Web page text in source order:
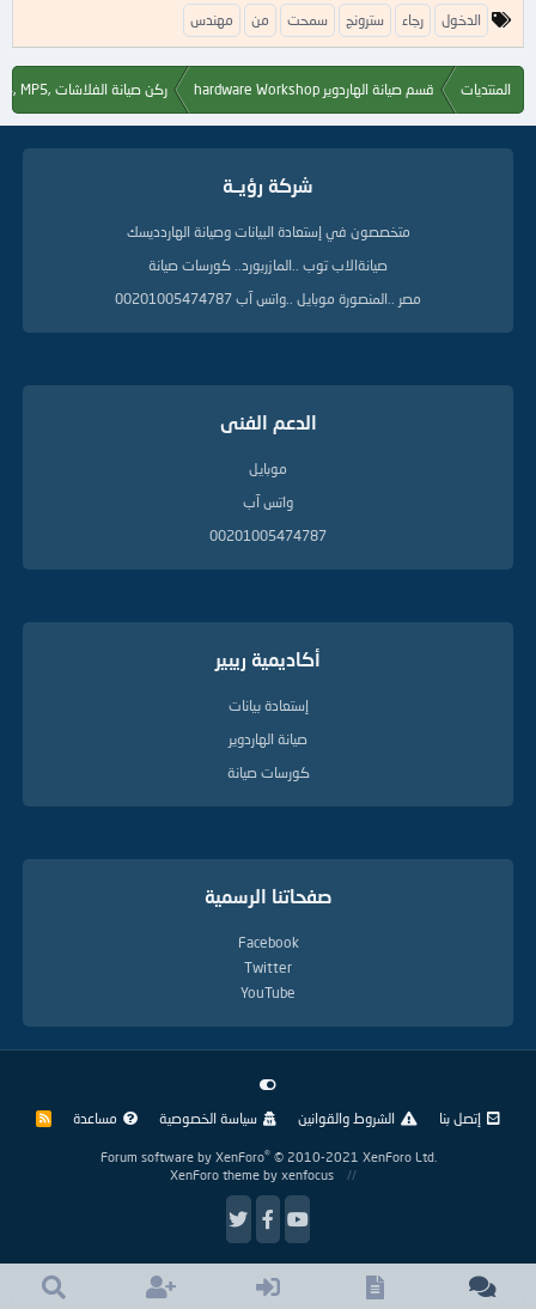
ا
ل
م
الدخول رجاء سترونج سمحت من مهندس
المنتديات قسم صيانة الهاردوير hardware Workshop ركن صيانة الفلاشات ,Flash, MP3, MP4, MP5
شركة رؤيــة
متخصصون في إستعادة البيانات وصيانة الهاردديسك
صيانةالاب توب ..المازربورد.. كورسات صيانة
مصر ..المنصورة موبايل ..واتس آب 00201005474787
الدعم الفنى
موبايل
واتس آب
00201005474787
أكاديمية ريبير
إستعادة بيانات
صيانة الهاردوير
كورسات صيانة
صفحاتنا الرسمية
Facebook
Twitter
YouTube
إتصل بنا الشروط والقوانين سياسة الخصوصية مساعدة
R
Forum software by XenForo® © 2010-2021 XenForo Ltd.
XenForo theme by xenfocus